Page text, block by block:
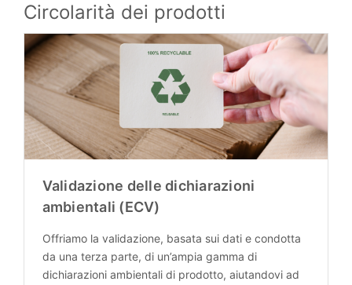
Circolarità dei prodotti
Validazione delle dichiarazioni
ambientali (ECV)
Offriamo la validazione, basata sui dati e condotta
da una terza parte, di un’ampia gamma di
dichiarazioni ambientali di prodotto, aiutandovi ad